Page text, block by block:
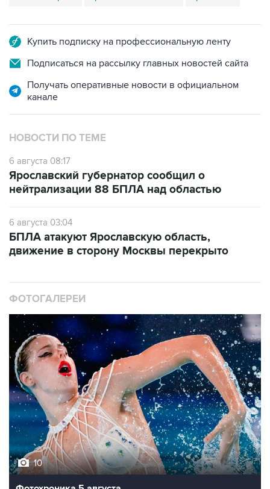
Купить подписку на профессиональную ленту
Подписаться на рассылку главных новостей сайта
Получать оперативные новости в официальном
канале
НОВОСТИ ПО ТЕМЕ
6 августа 08:17
Ярославский губернатор сообщил о
нейтрализации 88 БПЛА над областью
6 августа 03:04
БПЛА атакуют Ярославскую область,
движение в сторону Москвы перекрыто
ФОТОГАЛЕРЕИ
10